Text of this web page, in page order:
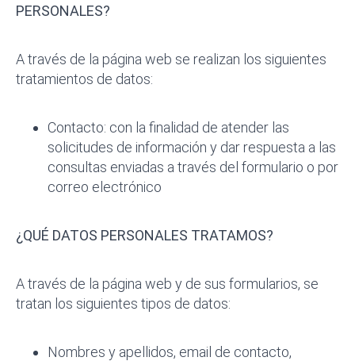
PERSONALES?
A través de la página web se realizan los siguientes
tratamientos de datos:
Contacto: con la finalidad de atender las
solicitudes de información y dar respuesta a las
consultas enviadas a través del formulario o por
correo electrónico
¿QUÉ DATOS PERSONALES TRATAMOS?
A través de la página web y de sus formularios, se
tratan los siguientes tipos de datos:
Nombres y apellidos, email de contacto,